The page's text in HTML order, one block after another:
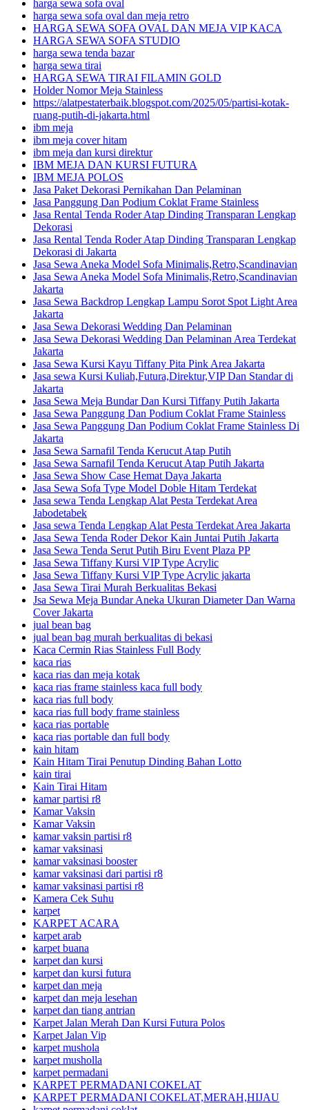
harga sewa sofa oval
harga sewa sofa oval dan meja retro
HARGA SEWA SOFA OVAL DAN MEJA VIP KACA
HARGA SEWA SOFA STUDIO
harga sewa tenda bazar
harga sewa tirai
HARGA SEWA TIRAI FILAMIN GOLD
Holder Nomor Meja Stainless
https://alatpestaterbaik.blogspot.com/2025/05/partisi-kotak-
ruang-putih-di-jakarta.html
ibm meja
ibm meja cover hitam
ibm meja dan kursi direktur
IBM MEJA DAN KURSI FUTURA
IBM MEJA POLOS
Jasa Paket Dekorasi Pernikahan Dan Pelaminan
Jasa Panggung Dan Podium Coklat Frame Stainless
Jasa Rental Tenda Roder Atap Dinding Transparan Lengkap
Dekorasi
Jasa Rental Tenda Roder Atap Dinding Transparan Lengkap
Dekorasi di Jakarta
Jasa Sewa Aneka Model Sofa Minimalis,Retro,Scandinavian
Jasa Sewa Aneka Model Sofa Minimalis,Retro,Scandinavian
Jakarta
Jasa Sewa Backdrop Lengkap Lampu Sorot Spot Light Area
Jakarta
Jasa Sewa Dekorasi Wedding Dan Pelaminan
Jasa Sewa Dekorasi Wedding Dan Pelaminan Area Terdekat
Jakarta
Jasa Sewa Kursi Kayu Tiffany Pita Pink Area Jakarta
Jasa sewa Kursi Kuliah,Futura,Direktur,VIP Dan Standar di
Jakarta
Jasa Sewa Meja Bundar Dan Kursi Tiffany Putih Jakarta
Jasa Sewa Panggung Dan Podium Coklat Frame Stainless
Jasa Sewa Panggung Dan Podium Coklat Frame Stainless Di
Jakarta
Jasa Sewa Sarnafil Tenda Kerucut Atap Putih
Jasa Sewa Sarnafil Tenda Kerucut Atap Putih Jakarta
Jasa Sewa Show Case Hemat Daya Jakarta
Jasa Sewa Sofa Type Model Doble Hitam Terdekat
Jasa sewa Tenda Lengkap Alat Pesta Terdekat Area
Jabodetabek
Jasa sewa Tenda Lengkap Alat Pesta Terdekat Area Jakarta
Jasa Sewa Tenda Roder Dekor Kain Juntai Putih Jakarta
Jasa Sewa Tenda Serut Putih Biru Event Plaza PP
Jasa Sewa Tiffany Kursi VIP Type Acrylic
Jasa Sewa Tiffany Kursi VIP Type Acrylic jakarta
Jasa Sewa Tirai Murah Berkualitas Bekasi
Jsa Sewa Meja Bundar Aneka Ukuran Diameter Dan Warna
Cover Jakarta
jual bean bag
jual bean bag murah berkualitas di bekasi
Kaca Cermin Rias Stainless Full Body
kaca rias
kaca rias dan meja kotak
kaca rias frame stainless kaca full body
kaca rias full body
kaca rias full body frame stainless
kaca rias portable
kaca rias portable dan full body
kain hitam
Kain Hitam Tirai Penutup Dinding Bahan Lotto
kain tirai
Kain Tirai Hitam
kamar partisi r8
Kamar Vaksin
Kamar Vaksin
kamar vaksin partisi r8
kamar vaksinasi
kamar vaksinasi booster
kamar vaksinasi dari partisi r8
kamar vaksinasi partisi r8
Kamera Cek Suhu
karpet
KARPET ACARA
karpet arab
karpet buana
karpet dan kursi
karpet dan kursi futura
karpet dan meja
karpet dan meja lesehan
karpet dan tiang antrian
Karpet Jalan Merah Dan Kursi Futura Polos
Karpet Jalan Vip
karpet mushola
karpet musholla
karpet permadani
KARPET PERMADANI COKELAT
KARPET PERMADANI COKELAT,MERAH,HIJAU